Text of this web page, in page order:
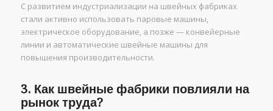
С развитием индустриализации на швейных фабриках
стали активно использовать паровые машины,
электрическое оборудование, а позже — конвейерные
линии и автоматические швейные машины для
повышения производительности.
3. Как швейные фабрики повлияли на
рынок труда?